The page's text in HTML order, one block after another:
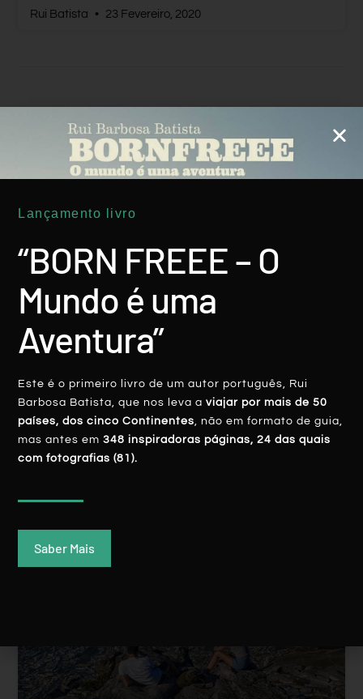
Rui Batista 23 Fevereiro, 2020
ÁFRICA
ÁFRICA Do SUL: Soweto, A Reinvenção
Do Símbolo Da Luta Anti-Apartheid
LER MAIS
Rui Batista 14 Fevereiro, 2020
Lançamento livro
“BORN FREEE – O
Mundo é uma
Aventura”
Este é o primeiro livro de um autor português, Rui
Barbosa Batista, que nos leva aviajar por mais de 50
países, dos cinco Continentes, não em formato de guia,
mas antes em348 inspiradoras páginas, 24 das quais
com fotografias (81).
Saber Mais